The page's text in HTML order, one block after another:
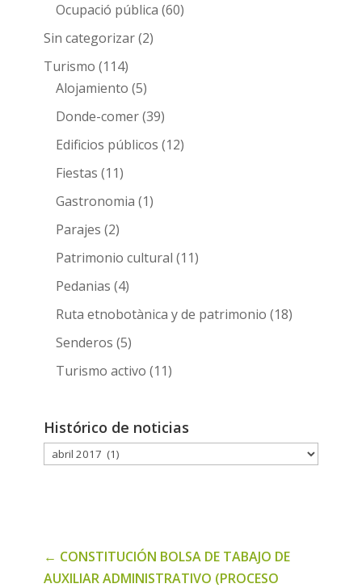
Ocupació pública (60)
Sin categorizar(2)
Turismo (114)
Alojamiento (5)
Donde-comer(39)
Edificios públicos (12)
Fiestas (11)
Gastronomia (1)
Parajes (2)
Patrimonio cultural (11)
Pedanias (4)
Ruta etnobotànica y de patrimonio (18)
Senderos (5)
Turismo activo (11)
Histórico de noticias
Histórico
← CONSTITUCIÓN BOLSA DE TABAJO DE
AUXILIAR ADMINISTRATIVO (PROCESO